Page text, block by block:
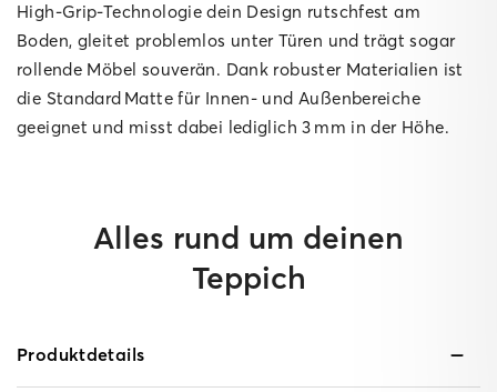
High‑Grip‑Technologie dein Design rutschfest am
Boden, gleitet problemlos unter Türen und trägt sogar
rollende Möbel souverän. Dank robuster Materialien ist
die Standard Matte für Innen‑ und Außenbereiche
geeignet und misst dabei lediglich 3 mm in der Höhe.
Alles rund um deinen
Teppich
Produktdetails